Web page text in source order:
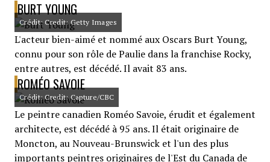
BURT YOUNG
Crédit: Credit: Getty Images
L'acteur bien-aimé et nommé aux Oscars Burt Young,
connu pour son rôle de Paulie dans la franchise Rocky,
entre autres, est décédé. Il avait 83 ans.
ROMÉO SAVOIE
Crédit: Credit: Capture/CBC
Le peintre canadien Roméo Savoie, érudit et également
architecte, est décédé à 95 ans. Il était originaire de
Moncton, au Nouveau-Brunswick et l'un des plus
importants peintres originaires de l'Est du Canada de